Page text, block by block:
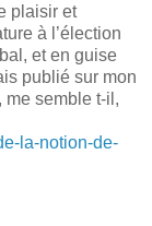
plaisir et
à l’élection
et en guise
publié sur mon
me semble t-il,
la-notion-de-